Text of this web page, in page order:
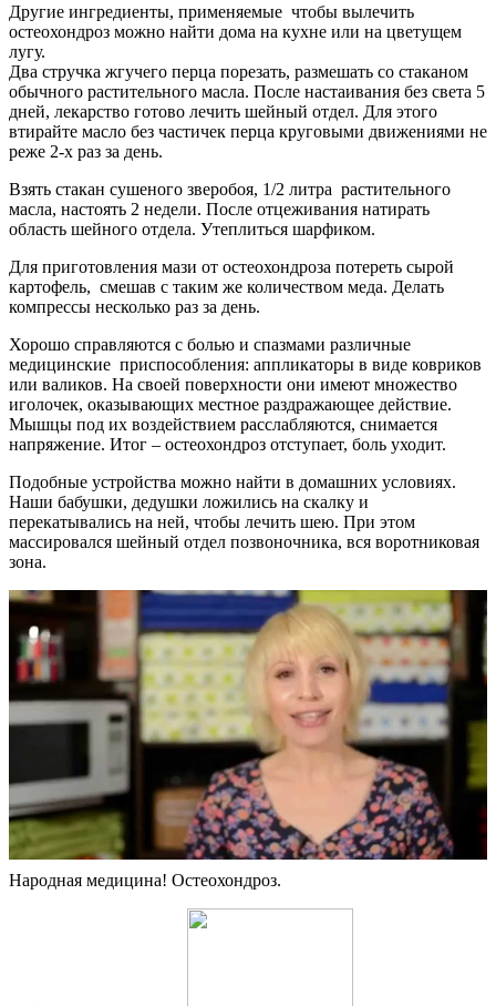
Другие ингредиенты, применяемые чтобы вылечить
остеохондроз можно найти дома на кухне или на цветущем
лугу.
Два стручка жгучего перца порезать, размешать со стаканом
обычного растительного масла. После настаивания без света 5
дней, лекарство готово лечить шейный отдел. Для этого
втирайте масло без частичек перца круговыми движениями не
реже 2-х раз за день.
Взять стакан сушеного зверобоя, 1/2 литра растительного
масла, настоять 2 недели. После отцеживания натирать
область шейного отдела. Утеплиться шарфиком.
Для приготовления мази от остеохондроза потереть сырой
картофель, смешав с таким же количеством меда. Делать
компрессы несколько раз за день.
Хорошо справляются с болью и спазмами различные
медицинские приспособления: аппликаторы в виде ковриков
или валиков. На своей поверхности они имеют множество
иголочек, оказывающих местное раздражающее действие.
Мышцы под их воздействием расслабляются, снимается
напряжение. Итог – остеохондроз отступает, боль уходит.
Подобные устройства можно найти в домашних условиях.
Наши бабушки, дедушки ложились на скалку и
перекатывались на ней, чтобы лечить шею. При этом
массировался шейный отдел позвоночника, вся воротниковая
зона.
Народная медицина! Остеохондроз.